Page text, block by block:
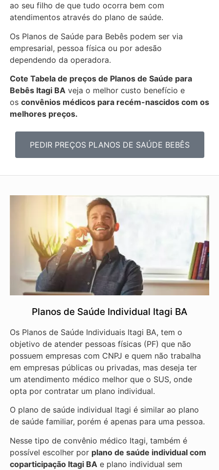
ao seu filho de que tudo ocorra bem com
atendimentos através do plano de saúde.
Os Planos de Saúde para Bebês podem ser via
empresarial, pessoa física ou por adesão
dependendo da operadora.
Cote Tabela de preços de Planos de Saúde para
Bebês Itagi BA veja o melhor custo benefício e
os convênios médicos para recém-nascidos com os
melhores preços.
PEDIR PREÇOS PLANOS DE SAÚDE BEBÊS
Planos de Saúde Individual Itagi BA
Os Planos de Saúde Individuais Itagi BA, tem o
objetivo de atender pessoas físicas (PF) que não
possuem empresas com CNPJ e quem não trabalha
em empresas públicas ou privadas, mas deseja ter
um atendimento médico melhor que o SUS, onde
opta por contratar um plano individual.
O plano de saúde individual Itagi é similar ao plano
de saúde familiar, porém é apenas para uma pessoa.
Nesse tipo de convênio médico Itagi, também é
possível escolher por plano de saúde individual com
coparticipação Itagi BA e plano individual sem